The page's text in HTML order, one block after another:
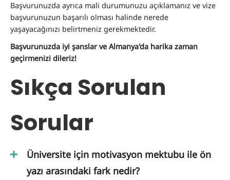
Başvurunuzda ayrıca mali durumunuzu açıklamanız ve vize
başvurunuzun başarılı olması halinde nerede
yaşayacağınızı belirtmeniz gerekmektedir.
Başvurunuzda iyi şanslar ve Almanya'da harika zaman
geçirmenizi dileriz!
Sıkça Sorulan
Sorular
Üniversite için motivasyon mektubu ile ön
yazı arasındaki fark nedir?